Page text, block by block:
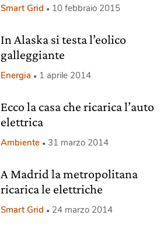
Smart Grid 10 febbraio 2015
In Alaska si testa l’eolico
galleggiante
Energia 1 aprile 2014
Ecco la casa che ricarica l’auto
elettrica
Ambiente 31 marzo 2014
A Madrid la metropolitana
ricarica le elettriche
Smart Grid 24 marzo 2014